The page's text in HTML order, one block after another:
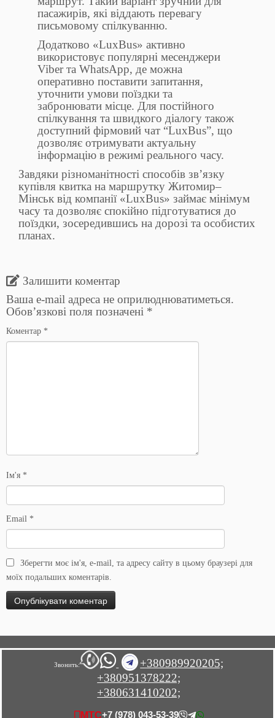
пасажирів, які віддають перевагу
письмовому спілкуванню.
Додатково «LuxBus» активно
використовує популярні месенджери
Viber та WhatsApp, де можна
оперативно поставити запитання,
уточнити умови поїздки та
забронювати місце. Для постійного
спілкування та швидкого діалогу також
доступний фірмовий чат “LuxBus”, що
дозволяє отримувати актуальну
інформацію в режимі реального часу.
Завдяки різноманітності способів зв’язку
купівля квитка на маршрутку Житомир–
Мінськ від компанії «LuxBus» займає мінімум
часу та дозволяє спокійно підготуватися до
поїздки, зосередившись на дорозі та особистих
планах.
Залишити коментар
Ваша e-mail адреса не оприлюднюватиметься.
Обов’язкові поля позначені *
Коментар *
Ім'я *
Email *
Зберегти моє ім'я, e-mail, та адресу сайту в цьому браузері для
моїх подальших коментарів.
Звонить:
+380989920205;
+380951378222;
+380631410202;
МТС+7 (978) 043-53-39